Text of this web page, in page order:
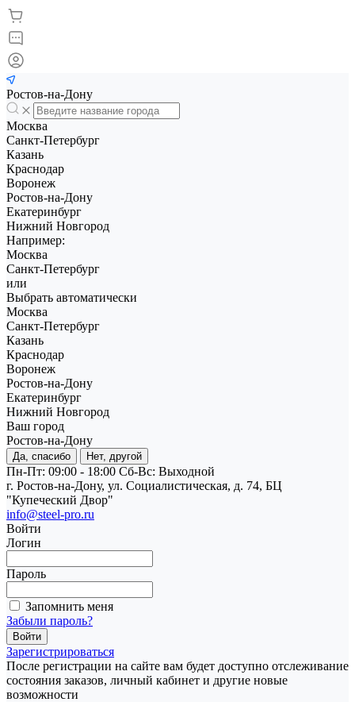
Ростов-на-Дону
Москва
Санкт-Петербург
Казань
Краснодар
Воронеж
Ростов-на-Дону
Екатеринбург
Нижний Новгород
Например:
Москва
Санкт-Петербург
или
Выбрать автоматически
Москва
Санкт-Петербург
Казань
Краснодар
Воронеж
Ростов-на-Дону
Екатеринбург
Нижний Новгород
Ваш город
Ростов-на-Дону
Да, спасибо Нет, другой
Пн-Пт: 09:00 - 18:00 Cб-Вс: Выходной
г. Ростов-на-Дону, ул. Социалистическая, д. 74, БЦ
"Купеческий Двор"
info@steel-pro.ru
Войти
Логин
Пароль
Запомнить меня
Забыли пароль?
Зарегистрироваться
После регистрации на сайте вам будет доступно отслеживание
состояния заказов, личный кабинет и другие новые
возможности